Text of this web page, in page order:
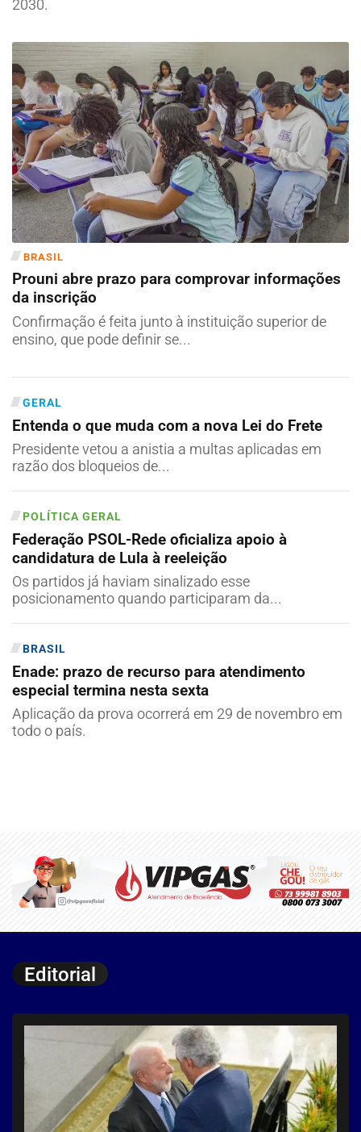
2030.
BRASIL
Prouni abre prazo para comprovar informações
da inscrição
Confirmação é feita junto à instituição superior de
ensino, que pode definir se...
GERAL
Entenda o que muda com a nova Lei do Frete
Presidente vetou a anistia a multas aplicadas em
razão dos bloqueios de...
POLÍTICA GERAL
Federação PSOL-Rede oficializa apoio à
candidatura de Lula à reeleição
Os partidos já haviam sinalizado esse
posicionamento quando participaram da...
BRASIL
Enade: prazo de recurso para atendimento
especial termina nesta sexta
Aplicação da prova ocorrerá em 29 de novembro em
todo o país.
Editorial